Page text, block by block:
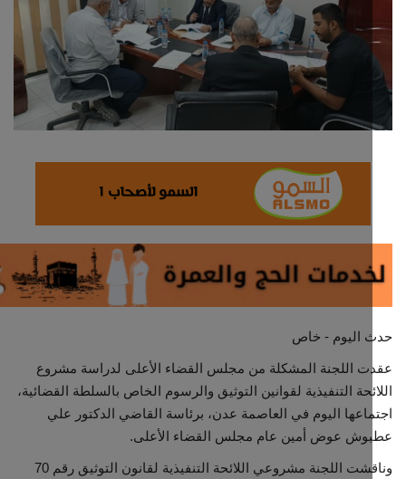
ثقافة وفن
اقتصاد
التقارير والحوارات
مؤسسة حدث اليوم
صحة
العالمية
تكنولوجيا وسيارات
مجتمع مدني
اليوم - خاص
اللجنة المشكلة من مجلس القضاء الأعلى لدراسة مشروع
التنفيذية لقوانين التوثيق والرسوم الخاص بالسلطة القضائية،
اليوم في العاصمة عدن، برئاسة القاضي الدكتور علي
عوض أمين عام مجلس القضاء الأعلى.
وناقشت اللجنة مشروعي اللائحة التنفيذية لقانون التوثيق رقم 70